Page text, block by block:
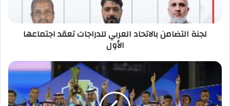
لجنة التضامن بالاتحاد العربي للدراجات تعقد اجتماعها
الأول